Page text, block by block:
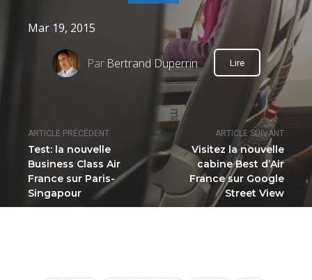
ARTICLE PRÉCÉDENT
Test: la nouvelle
Business Class Air
France sur Paris-
Singapour
ARTICLE SUIVANT
Visitez la nouvelle
cabine Best d’Air
France sur Google
Street View
Mar 19, 2015
Par Bertrand Duperrin Lire